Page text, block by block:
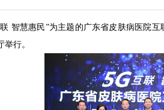
智慧惠民”为主题的广东省皮肤病医院
行。